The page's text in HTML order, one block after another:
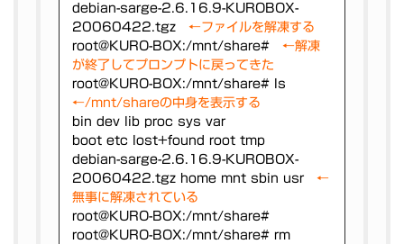
debian-sarge-2.6.16.9-KUROBOX-
20060422.tgz ←ファイルを解凍する
root@KURO-BOX:/mnt/share# ←解凍
が終了してプロンプトに戻ってきた
root@KURO-BOX:/mnt/share# ls
←/mnt/shareの中身を表示する
bin dev lib proc sys var
boot etc lost+found root tmp
debian-sarge-2.6.16.9-KUROBOX-
20060422.tgz home mnt sbin usr ←
無事に解凍されている
root@KURO-BOX:/mnt/share#
root@KURO-BOX:/mnt/share# rm